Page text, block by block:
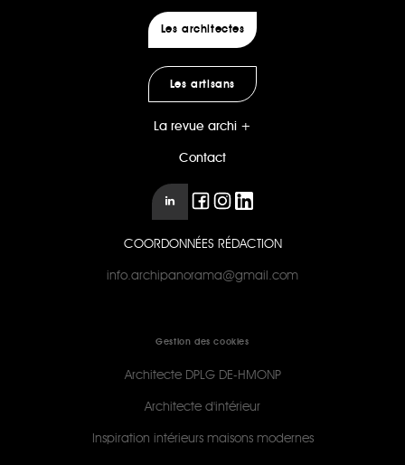
Les architectes
Les artisans
La revue archi +
Contact
COORDONNÉES RÉDACTION
info.archipanorama@gmail.com
Gestion des cookies
Architecte DPLG DE-HMONP
Architecte d'intérieur
Inspiration intérieurs maisons modernes